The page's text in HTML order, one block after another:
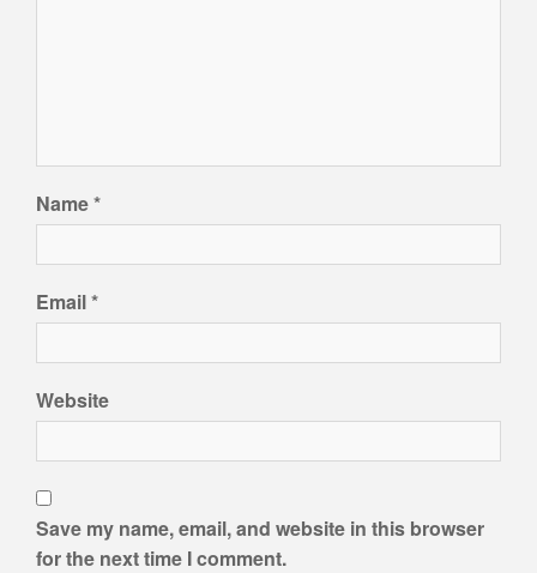
Name*
Email*
Website
Save my name, email, and website in this browser
for the next time I comment.